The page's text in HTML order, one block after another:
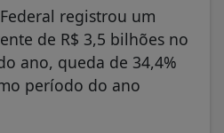
registrou um
de R$ 3,5 bilhões no
ano, queda de 34,4%
período do ano